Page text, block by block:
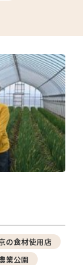
の食材使用店
業公園